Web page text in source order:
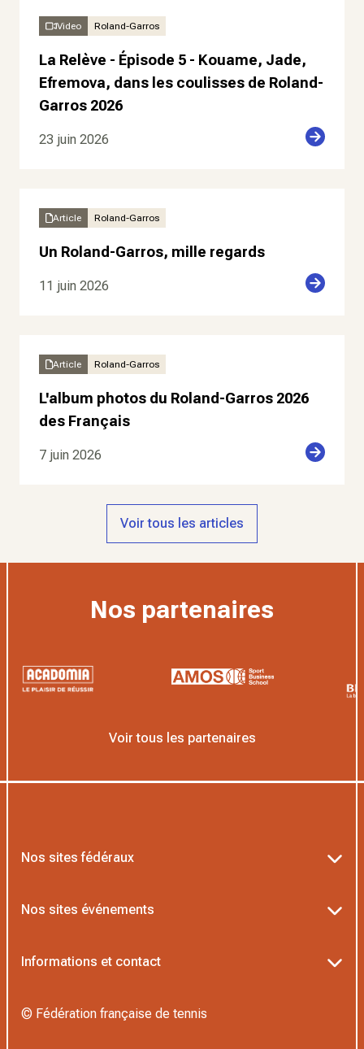
Video Roland-Garros
La Relève - Épisode 5 - Kouame, Jade,
Efremova, dans les coulisses de Roland-
Garros 2026
23 juin 2026
Article Roland-Garros
Un Roland-Garros, mille regards
11 juin 2026
Article Roland-Garros
L'album photos du Roland-Garros 2026
des Français
7 juin 2026
Voir tous les articles
Nos partenaires
Voir tous les partenaires
Nos sites fédéraux
L’Institut Formation Tennis
Nos sites événements
Informations et contact
© Fédération française de tennis